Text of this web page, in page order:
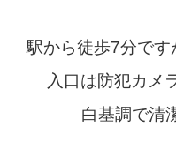
駅から徒歩7分で
入口は防犯カメ
白基調で清